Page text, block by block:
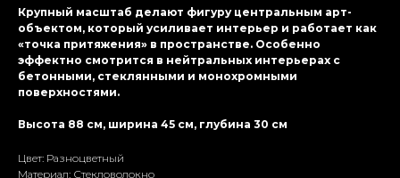
Крупный масштаб делают фигуру центральным арт-
объектом, который усиливает интерьер и работает как
«точка притяжения» в пространстве. Особенно
эффектно смотрится в нейтральных интерьерах с
бетонными, стеклянными и монохромными
поверхностями.
Высота 88 см, ширина 45 см, глубина 30 см
Цвет: Разноцветный
Материал: Стекловолокно